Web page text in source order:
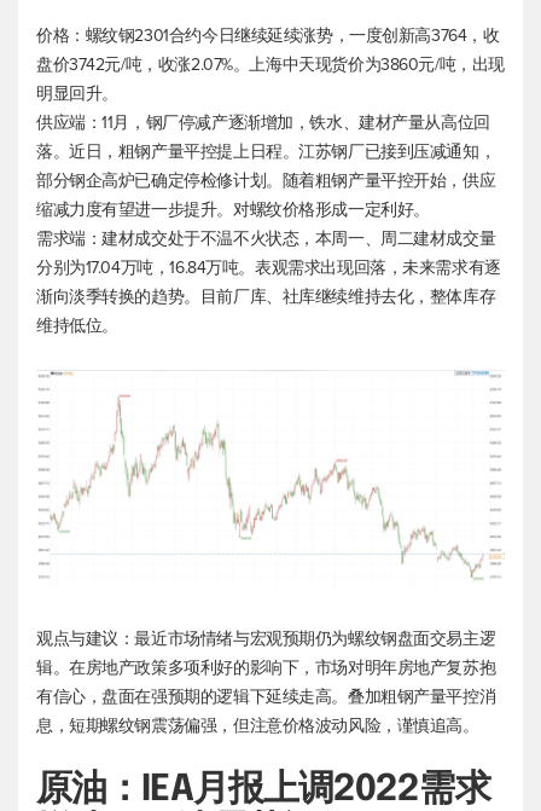
价格：螺纹钢2301合约今日继续延续涨势，一度创新高3764，收
盘价3742元/吨，收涨2.07%。上海中天现货价为3860元/吨，出现
明显回升。
供应端：11月，钢厂停减产逐渐增加，铁水、建材产量从高位回
落。近日，粗钢产量平控提上日程。江苏钢厂已接到压减通知，
部分钢企高炉已确定停检修计划。随着粗钢产量平控开始，供应
缩减力度有望进一步提升。对螺纹价格形成一定利好。
需求端：建材成交处于不温不火状态，本周一、周二建材成交量
分别为17.04万吨，16.84万吨。表观需求出现回落，未来需求有逐
渐向淡季转换的趋势。目前厂库、社库继续维持去化，整体库存
维持低位。
观点与建议：最近市场情绪与宏观预期仍为螺纹钢盘面交易主逻
辑。在房地产政策多项利好的影响下，市场对明年房地产复苏抱
有信心，盘面在强预期的逻辑下延续走高。叠加粗钢产量平控消
息，短期螺纹钢震荡偏强，但注意价格波动风险，谨慎追高。
原油：IEA月报上调2022需求